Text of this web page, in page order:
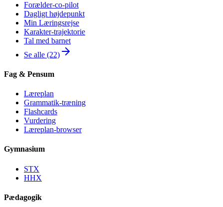
Forælder-co-pilot
Dagligt højdepunkt
Min Læringsrejse
Karakter-trajektorie
Tal med barnet
Se alle (22)
Fag & Pensum
Læreplan
Grammatik-træning
Flashcards
Vurdering
Læreplan-browser
Gymnasium
STX
HHX
Pædagogik